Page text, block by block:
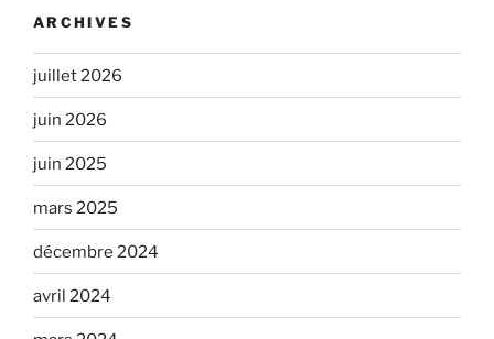
ARCHIVES
juillet 2026
juin 2026
juin 2025
mars 2025
décembre 2024
avril 2024